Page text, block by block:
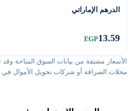
الدرهم الإماراتي
13.59
EGP
الأسعار مشتقة من بيانات السوق المتاحة
محلات الصرافة أو شركات تحويل الأموال